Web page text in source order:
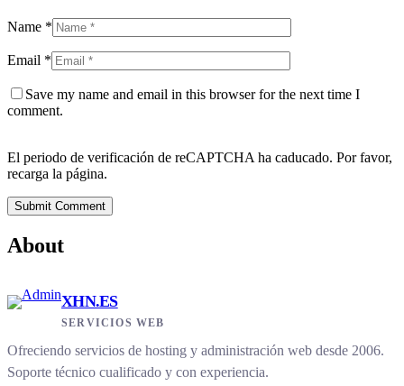
Name *
Email *
Save my name and email in this browser for the next time I
comment.
El periodo de verificación de reCAPTCHA ha caducado. Por favor,
recarga la página.
Submit Comment
About
XHN.ES
SERVICIOS WEB
Ofreciendo servicios de hosting y administración web desde 2006.
Soporte técnico cualificado y con experiencia.